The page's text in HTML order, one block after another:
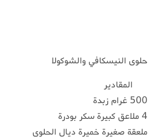
حلوى النيسكافي والشوكولا
المقادير
500 غرام زبدة
4 ملاعق كبيرة سكر بودرة
ملعقة صغيرة خميرة ديال الحلوى